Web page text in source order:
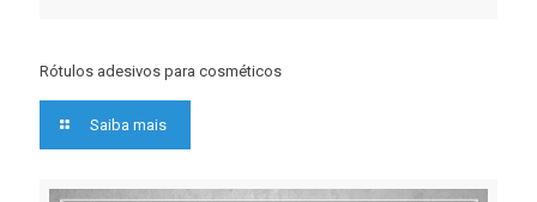
Rótulos adesivos para cosméticos
Saiba mais